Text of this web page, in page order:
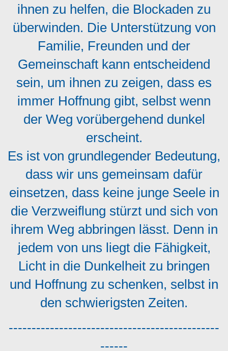
ihnen zu helfen, die Blockaden zu
überwinden. Die Unterstützung von
Familie, Freunden und der
Gemeinschaft kann entscheidend
sein, um ihnen zu zeigen, dass es
immer Hoffnung gibt, selbst wenn
der Weg vorübergehend dunkel
erscheint.
Es ist von grundlegender Bedeutung,
dass wir uns gemeinsam dafür
einsetzen, dass keine junge Seele in
die Verzweiflung stürzt und sich von
ihrem Weg abbringen lässt. Denn in
jedem von uns liegt die Fähigkeit,
Licht in die Dunkelheit zu bringen
und Hoffnung zu schenken, selbst in
den schwierigsten Zeiten.
----------------------------------------------
------